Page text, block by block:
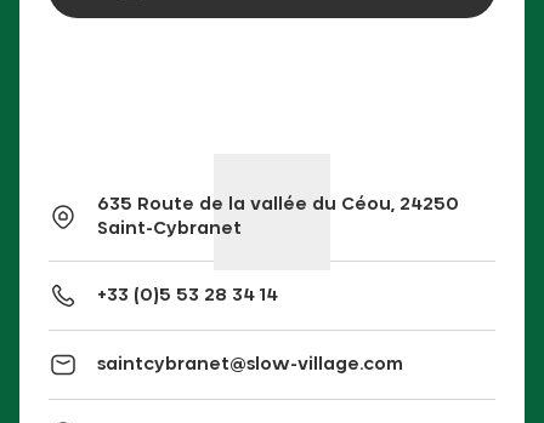
635 Route de la vallée du Céou, 24250
Saint-Cybranet
+33 (0)5 53 28 34 14
saintcybranet@slow-village.com